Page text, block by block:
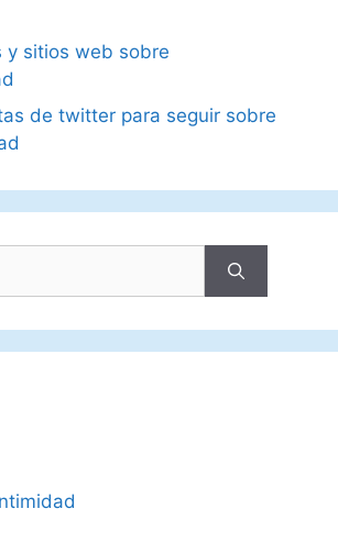
y sitios web sobre
de twitter para seguir sobre